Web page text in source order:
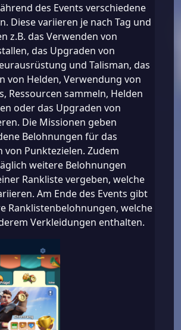
des Events verschiedene
Diese variieren je nach Tag und
z.B. das Verwenden von
das Upgraden von
und Talisman, das
von Helden, Verwendung von
Ressourcen sammeln, Helden
oder das Upgraden von
Die Missionen geben
Belohnungen für das
von Punktezielen. Zudem
weitere Belohnungen
Rankliste vergeben, welche
Am Ende des Events gibt
Ranklistenbelohnungen, welche
Verkleidungen enthalten.